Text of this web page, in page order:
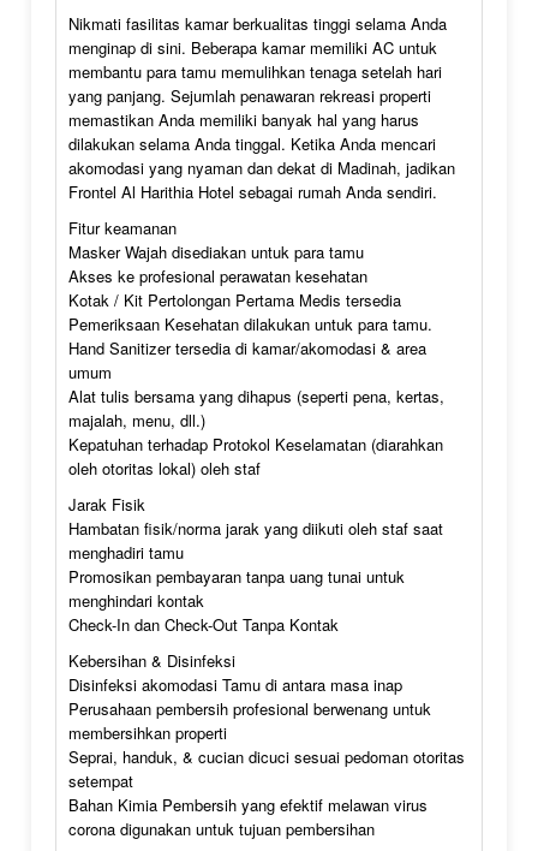
Nikmati fasilitas kamar berkualitas tinggi selama Anda
menginap di sini. Beberapa kamar memiliki AC untuk
membantu para tamu memulihkan tenaga setelah hari
yang panjang. Sejumlah penawaran rekreasi properti
memastikan Anda memiliki banyak hal yang harus
dilakukan selama Anda tinggal. Ketika Anda mencari
akomodasi yang nyaman dan dekat di Madinah, jadikan
Frontel Al Harithia Hotel sebagai rumah Anda sendiri.
Fitur keamanan
Masker Wajah disediakan untuk para tamu
Akses ke profesional perawatan kesehatan
Kotak / Kit Pertolongan Pertama Medis tersedia
Pemeriksaan Kesehatan dilakukan untuk para tamu.
Hand Sanitizer tersedia di kamar/akomodasi & area
umum
Alat tulis bersama yang dihapus (seperti pena, kertas,
majalah, menu, dll.)
Kepatuhan terhadap Protokol Keselamatan (diarahkan
oleh otoritas lokal) oleh staf
Jarak Fisik
Hambatan fisik/norma jarak yang diikuti oleh staf saat
menghadiri tamu
Promosikan pembayaran tanpa uang tunai untuk
menghindari kontak
Check-In dan Check-Out Tanpa Kontak
Kebersihan & Disinfeksi
Disinfeksi akomodasi Tamu di antara masa inap
Perusahaan pembersih profesional berwenang untuk
membersihkan properti
Seprai, handuk, & cucian dicuci sesuai pedoman otoritas
setempat
Bahan Kimia Pembersih yang efektif melawan virus
corona digunakan untuk tujuan pembersihan